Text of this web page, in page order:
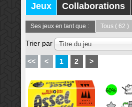
Jeux Collaborations
Ses jeux en tant que : Tous( 62 )
Trier par Titre du jeu
<< < 1 2 >
60%